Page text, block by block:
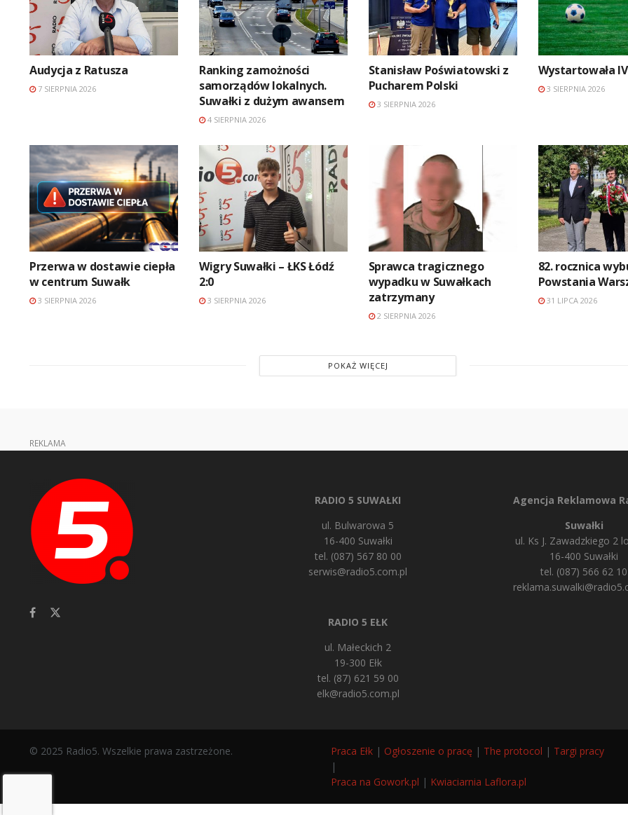
Audycja z Ratusza
7 SIERPNIA 2026
Ranking zamożności
samorządów lokalnych.
Suwałki z dużym awansem
4 SIERPNIA 2026
Stanisław Poświatowski z
Pucharem Polski
3 SIERPNIA 2026
Wystartowała
3 SIERPNIA 2026
Przerwa w dostawie ciepła
w centrum Suwałk
3 SIERPNIA 2026
Wigry Suwałki – ŁKS Łódź
2:0
3 SIERPNIA 2026
Sprawca tragicznego
wypadku w Suwałkach
zatrzymany
2 SIERPNIA 2026
82. rocznica
Powstania
31 LIPCA 2026
POKAŻ WIĘCEJ
REKLAMA
RADIO 5 SUWAŁKI
ul. Bulwarowa 5
16-400 Suwałki
tel. (087) 567 80 00
serwis@radio5.com.pl
RADIO 5 EŁK
ul. Małeckich 2
19-300 Ełk
tel. (87) 621 59 00
elk@radio5.com.pl
Agencja Reklamowa
Suwałki
ul. Ks J. Zawadzkiego 2
16-400 Suwałki
tel. (087) 566 62 10
© 2025 Radio5. Wszelkie prawa zastrzeżone. Praca Ełk | Ogłoszenie o pracę | The protocol | Targi pracy
|
Praca na Gowork.pl | Kwiaciarnia Laflora.pl